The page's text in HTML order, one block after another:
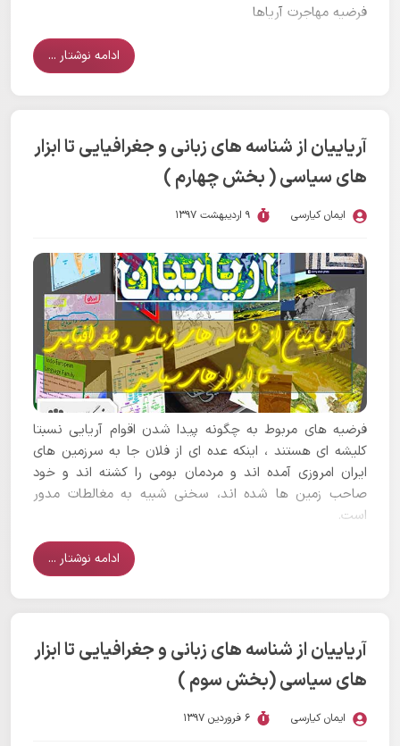
فرضیه مهاجرت آریاها
ادامه نوشتار ...
آریاییان از شناسه های زبانی و جغرافیایی تا ابزار
های سیاسی ( بخش چهارم )
ایمان کیارسی 9 اردیبهشت 1397
فرضیه های مربوط به چگونه پیدا شدن اقوام آریایی نسبتا
کلیشه ای هستند ، اینکه عده ای از فلان جا به سرزمین های
ایران امروزی آمده اند و مردمان بومی را کشته اند و خود
صاحب زمین ها شده اند، سخنی شبیه به مغالطات مدور
است.
ادامه نوشتار ...
آریاییان از شناسه های زبانی و جغرافیایی تا ابزار
های سیاسی (بخش سوم )
ایمان کیارسی 6 فروردین 1397